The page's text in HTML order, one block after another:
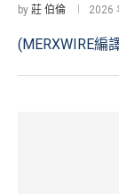
by 莊 伯倫 2026
(MERXWIRE編